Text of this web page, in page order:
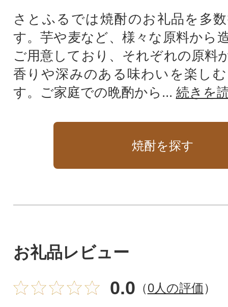
さとふるでは焼酎のお礼品を多
す。芋や麦など、様々な原料から
ご用意しており、それぞれの原料
香りや深みのある味わいを楽し
す。ご家庭での晩酌から... 続きを
焼酎を探す
お礼品レビュー
0.0 （0人の評価）